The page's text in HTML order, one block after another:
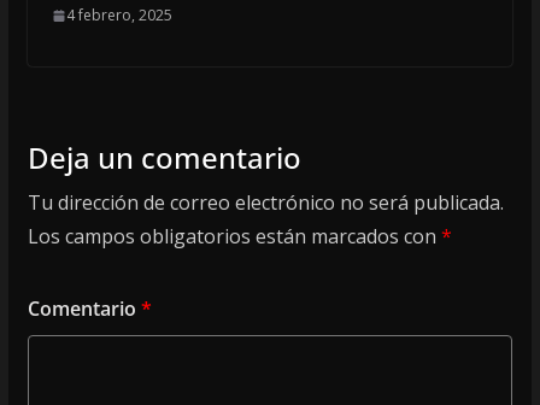
4 febrero, 2025
Deja un comentario
Tu dirección de correo electrónico no será publicada.
Los campos obligatorios están marcados con *
Comentario *